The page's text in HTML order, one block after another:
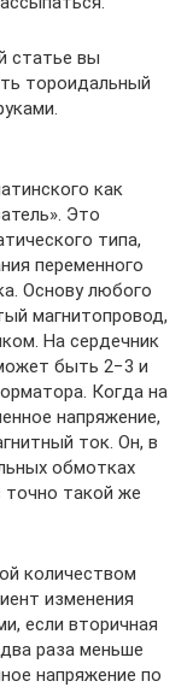
статье вы
тороидальный
как
Это
типа,
переменного
Основу любого
магнитопровод,
На сердечник
быть 2−3 и
Когда на
напряжение,
ток. Он, в
обмотках
точно такой же
количеством
изменения
если вторичная
раза меньше
напряжение по